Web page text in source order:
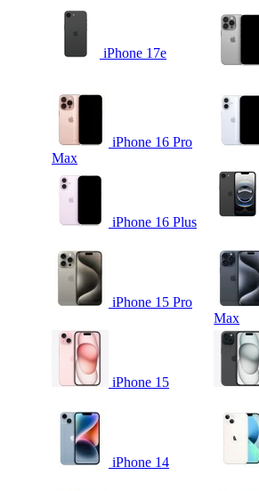
iPhone 17e
iPhone 16 Pro
Max
iPhone 16 Plus
iPhone 15 Pro
Max
iPhone 15
iPhone 14